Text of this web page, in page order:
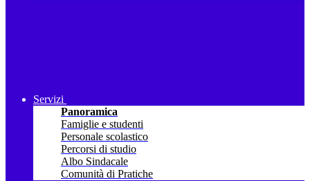
Servizi
Panoramica
Famiglie e studenti
Personale scolastico
Percorsi di studio
Albo Sindacale
Comunità di Pratiche